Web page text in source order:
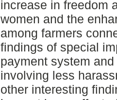
increase in freedom
women and the
among farmers
findings of special
payment system
involving less
other interesting